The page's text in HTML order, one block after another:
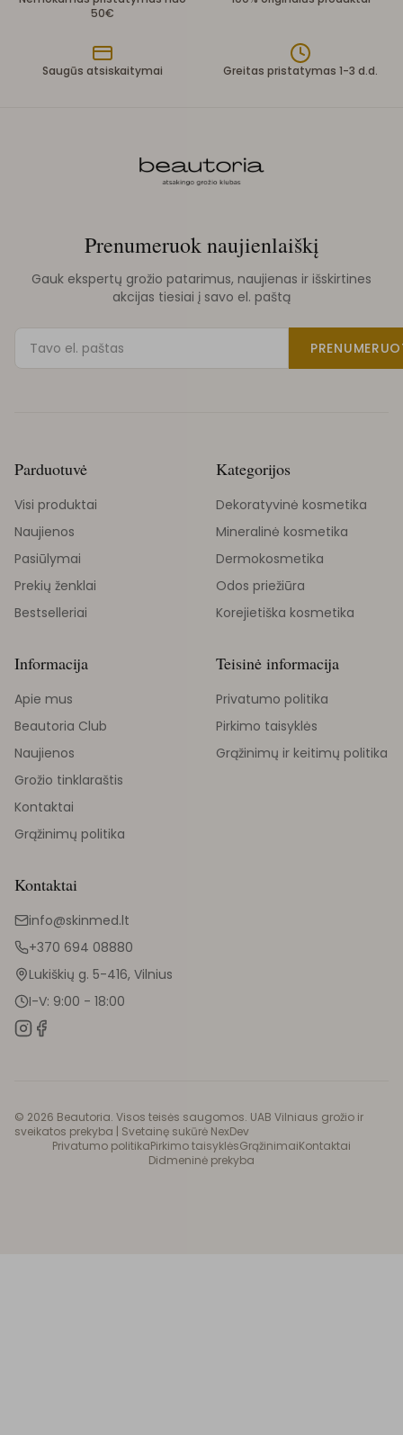
50€
Saugūs atsiskaitymai Greitas pristatymas 1-3 d.d.
Prenumeruok naujienlaiškį
Gauk ekspertų grožio patarimus, naujienas ir išskirtines
akcijas tiesiai į savo el. paštą
Parduotuvė
Visi produktai
Naujienos
Pasiūlymai
Prekių ženklai
Bestselleriai
Kategorijos
Dekoratyvinė kosmetika
Mineralinė kosmetika
Dermokosmetika
Odos priežiūra
Korejietiška kosmetika
Informacija
Apie mus
Beautoria Club
Naujienos
Grožio tinklaraštis
Kontaktai
Grąžinimų politika
Teisinė informacija
Privatumo politika
Pirkimo taisyklės
Grąžinimų ir keitimų politika
Kontaktai
info@skinmed.lt
+370 694 08880
Lukiškių g. 5-416, Vilnius
I-V: 9:00 - 18:00
© 2026 Beautoria. Visos teisės saugomos. UAB Vilniaus grožio ir
sveikatos prekyba | Svetainę sukūrė NexDev
Privatumo politikaPirkimo taisyklėsGrąžinimaiKontaktai
Didmeninė prekyba